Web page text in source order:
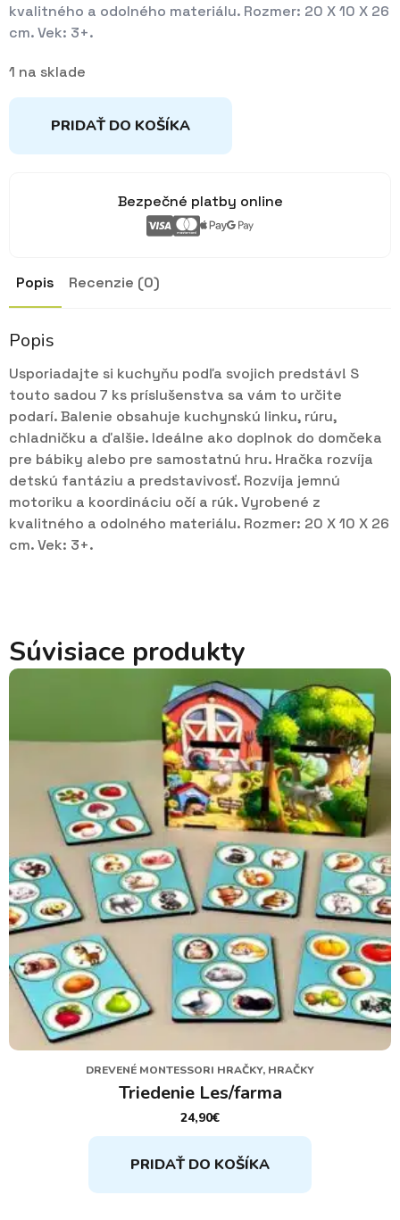
kvalitného a odolného materiálu. Rozmer: 20 X 10 X 26
cm. Vek: 3+.
1 na sklade
PRIDAŤ DO KOŠÍKA
Bezpečné platby online
Popis Recenzie (0)
Popis
Usporiadajte si kuchyňu podľa svojich predstáv! S
touto sadou 7 ks príslušenstva sa vám to určite
podarí. Balenie obsahuje kuchynskú linku, rúru,
chladničku a ďalšie. Ideálne ako doplnok do domčeka
pre bábiky alebo pre samostatnú hru. Hračka rozvíja
detskú fantáziu a predstavivosť. Rozvíja jemnú
motoriku a koordináciu očí a rúk. Vyrobené z
kvalitného a odolného materiálu. Rozmer: 20 X 10 X 26
cm. Vek: 3+.
Súvisiace produkty
DREVENÉ MONTESSORI HRAČKY, HRAČKY
Triedenie Les/farma
24,90€
PRIDAŤ DO KOŠÍKA